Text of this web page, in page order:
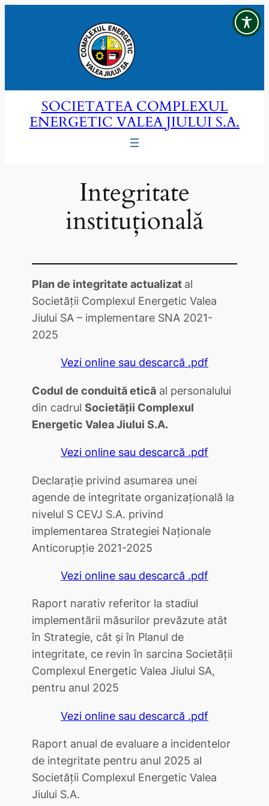
SOCIETATEA COMPLEXUL
ENERGETIC VALEA JIULUI S.A.
Integritate
instituțională
Plan de integritate actualizat al
Societăţii Complexul Energetic Valea
Jiului SA – implementare SNA 2021-
2025
Vezi online sau descarcă .pdf
Codul de conduită eticăal personalului
din cadrul Societăţii Complexul
Energetic Valea Jiului S.A.
Vezi online sau descarcă .pdf
Declaraţie privind asumarea unei
agende de integritate organizaţională la
nivelul S CEVJ S.A. privind
implementarea Strategiei Naţionale
Anticorupţie 2021-2025
Vezi online sau descarcă .pdf
Raport narativ referitor la stadiul
implementării măsurilor prevăzute atât
în Strategie, cât și în Planul de
integritate, ce revin în sarcina Societății
Complexul Energetic Valea Jiului SA,
pentru anul 2025
Vezi online sau descarcă .pdf
Raport anual de evaluare a incidentelor
de integritate pentru anul 2025 al
Societăţii Complexul Energetic Valea
Jiului S.A.